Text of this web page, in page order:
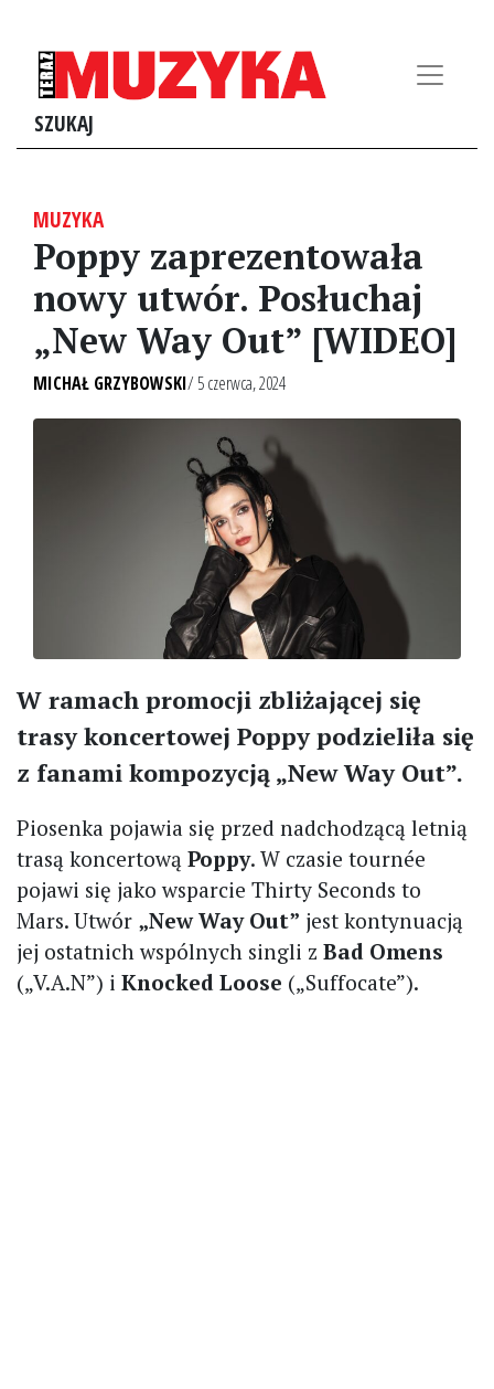
SZUKAJ
MUZYKA
Poppy zaprezentowała
nowy utwór. Posłuchaj
„New Way Out” [WIDEO]
MICHAŁ GRZYBOWSKI/ 5 czerwca, 2024
W ramach promocji zbliżającej się
trasy koncertowej Poppy podzieliła się
z fanami kompozycją „New Way Out”.
Piosenka pojawia się przed nadchodzącą letnią
trasą koncertową Poppy. W czasie tournée
pojawi się jako wsparcie Thirty Seconds to
Mars. Utwór „New Way Out” jest kontynuacją
jej ostatnich wspólnych singli z Bad Omens
(„V.A.N”) i Knocked Loose („Suffocate”).